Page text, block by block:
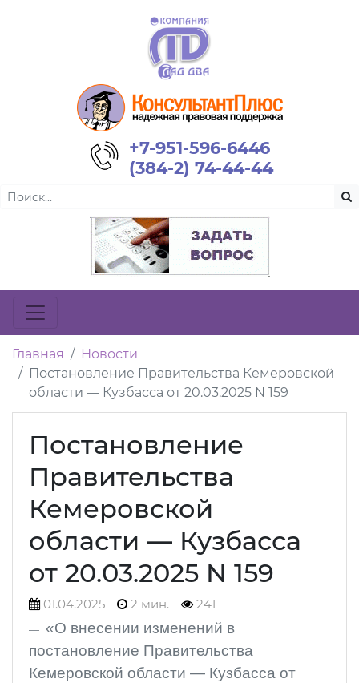
+7-951-596-6446
(384-2) 74-44-44
Главная
Новости
Постановление Правительства Кемеровской
области — Кузбасса от 20.03.2025 N 159
Постановление
Правительства
Кемеровской
области — Кузбасса
от 20.03.2025 N 159
01.04.2025 2 мин. 241
«О внесении изменений в
постановление Правительства
Кемеровской области — Кузбасса от